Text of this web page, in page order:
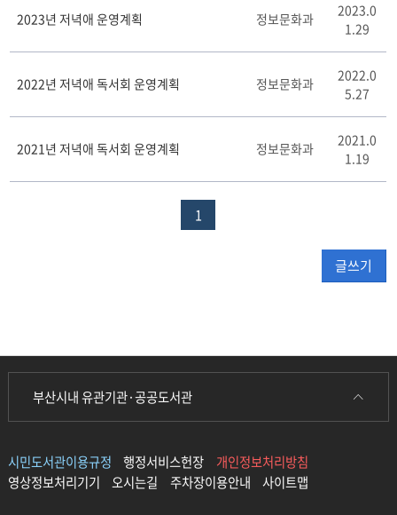
블2023년 저녁애 운영계획 정보문화과
2023.0
1.29
2022년 저녁애 독서회 운영계획 정보문화과
2022.0
5.27
2021년 저녁애 독서회 운영계획 정보문화과
2021.0
1.19
1
글쓰기
부산시내 유관기관·공공도서관
시민도서관이용규정 행정서비스헌장
개인정보처리방침
영상정보처리기기
오시는길 주차장이용안내 사이트맵